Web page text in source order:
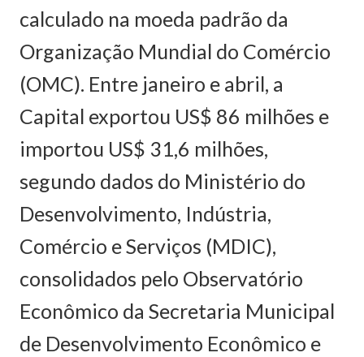
calculado na moeda padrão da
Organização Mundial do Comércio
(OMC). Entre janeiro e abril, a
Capital exportou US$ 86 milhões e
importou US$ 31,6 milhões,
segundo dados do Ministério do
Desenvolvimento, Indústria,
Comércio e Serviços (MDIC),
consolidados pelo Observatório
Econômico da Secretaria Municipal
de Desenvolvimento Econômico e